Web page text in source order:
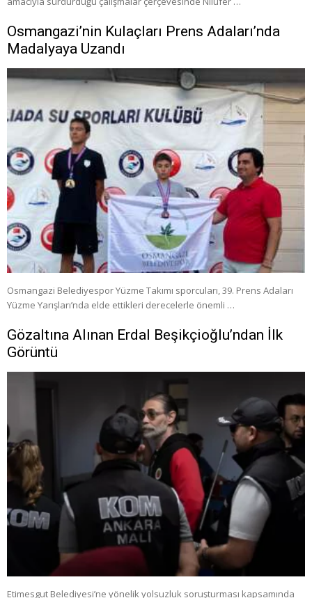
Osmangazi’nin Kulaçları Prens Adaları’nda
Madalyaya Uzandı
Osmangazi Belediyespor Yüzme Takımı sporcuları, 39. Prens Adaları
Yüzme Yarışları’nda elde ettikleri derecelerle önemli …
Gözaltına Alınan Erdal Beşikçioğlu’ndan İlk
Görüntü
Etimesgut Belediyesi’ne yönelik yolsuzluk soruşturması kapsamında